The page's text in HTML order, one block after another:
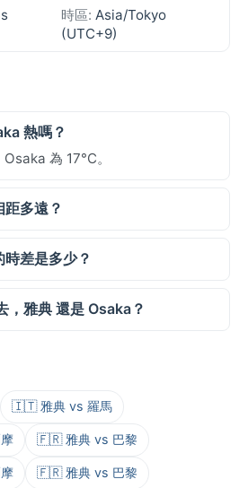
時區: Asia/Tokyo
(UTC+9)
熱嗎？
為 17°C。
多遠？
差是多少？
，雅典 還是 Osaka？
🇮🇹 雅典 vs 羅馬
🇫🇷 雅典 vs 巴黎
🇫🇷 雅典 vs 巴黎